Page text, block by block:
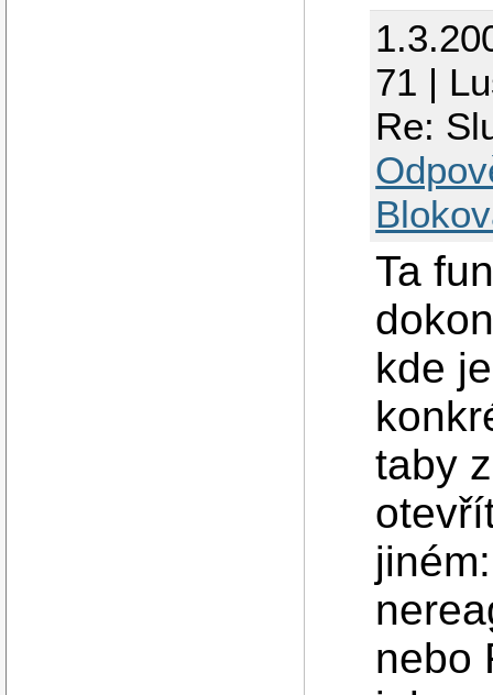
71 |
Re:
Ta
kde
taby
nebo